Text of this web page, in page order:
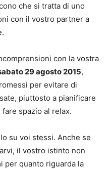
che si tratta di uno
con il vostro partner a
con la vostra
29 agosto 2015,
per evitare di
piuttosto a pianificare
spazio al relax.
su voi stessi. Anche se
il vostro istinto non
per quanto riguarda la